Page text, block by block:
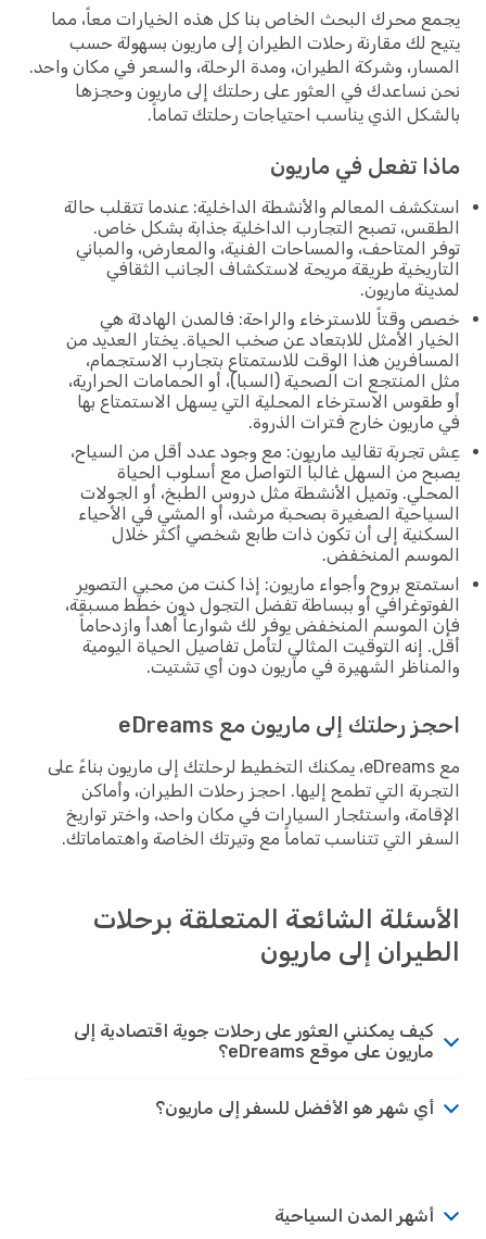
يجمع محرك البحث الخاص بنا كل هذه الخيارات معاً، مما
يتيح لك مقارنة رحلات الطيران إلى ماريون بسهولة حسب
المسار، وشركة الطيران، ومدة الرحلة، والسعر في مكان واحد.
نحن نساعدك في العثور على رحلتك إلى ماريون وحجزها
بالشكل الذي يناسب احتياجات رحلتك تماماً.
ماذا تفعل في ماريون
استكشف المعالم والأنشطة الداخلية: عندما تتقلب حالة
الطقس، تصبح التجارب الداخلية جذابة بشكل خاص.
توفر المتاحف، والمساحات الفنية، والمعارض، والمباني
التاريخية طريقة مريحة لاستكشاف الجانب الثقافي
لمدينة ماريون.
خصص وقتاً للاسترخاء والراحة: فالمدن الهادئة هي
الخيار الأمثل للابتعاد عن صخب الحياة. يختار العديد من
المسافرين هذا الوقت للاستمتاع بتجارب الاستجمام،
مثل المنتجع ات الصحية (السبا)، أو الحمامات الحرارية،
أو طقوس الاسترخاء المحلية التي يسهل الاستمتاع بها
في ماريون خارج فترات الذروة.
عِش تجربة تقاليد ماريون: مع وجود عدد أقل من السياح،
يصبح من السهل غالباً التواصل مع أسلوب الحياة
المحلي. وتميل الأنشطة مثل دروس الطبخ، أو الجولات
السياحية الصغيرة بصحبة مرشد، أو المشي في الأحياء
السكنية إلى أن تكون ذات طابع شخصي أكثر خلال
الموسم المنخفض.
استمتع بروح وأجواء ماريون: إذا كنت من محبي التصوير
الفوتوغرافي أو ببساطة تفضل التجول دون خطط مسبقة،
فإن الموسم المنخفض يوفر لك شوارعاً أهدأ وازدحاماً
أقل. إنه التوقيت المثالي لتأمل تفاصيل الحياة اليومية
والمناظر الشهيرة في ماريون دون أي تشتيت.
احجز رحلتك إلى ماريون مع eDreams
مع eDreams، يمكنك التخطيط لرحلتك إلى ماريون بناءً على
التجربة التي تطمح إليها. احجز رحلات الطيران، وأماكن
الإقامة، واستئجار السيارات في مكان واحد، واختر تواريخ
السفر التي تتناسب تماماً مع وتيرتك الخاصة واهتماماتك.
الأسئلة الشائعة المتعلقة برحلات
الطيران إلى ماريون
كيف يمكنني العثور على رحلات جوية اقتصادية إلى
ماريون على موقع eDreams؟
أي شهر هو الأفضل للسفر إلى ماريون؟
أشهر المدن السياحية